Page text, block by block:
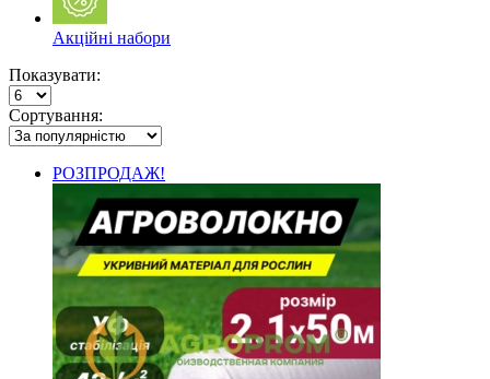
Акційні набори
Показувати:
Сортування:
РОЗПРОДАЖ!